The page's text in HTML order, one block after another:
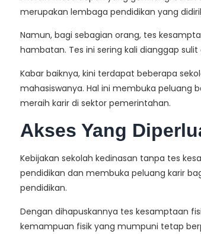
merupakan lembaga pendidikan yang
Namun, bagi sebagian orang, tes
hambatan. Tes ini sering kali dianggap
Kabar baiknya, kini terdapat beberapa
mahasiswanya. Hal ini membuka peluang
meraih karir di sektor pemerintahan.
Akses Yang
Kebijakan sekolah kedinasan tanpa tes
pendidikan dan membuka peluang karir
pendidikan.
Dengan dihapuskannya tes kesamptaan
kemampuan fisik yang mumpuni tetap